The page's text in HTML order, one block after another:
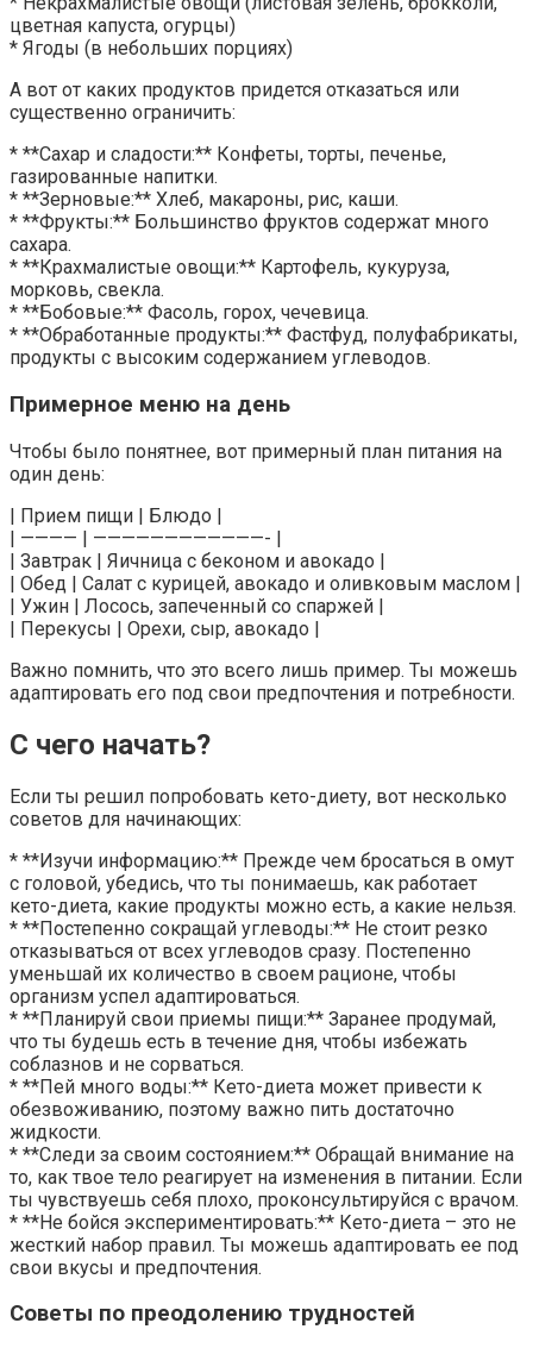
цветная капуста, огурцы)
* Ягоды (в небольших порциях)
А вот от каких продуктов придется отказаться или
существенно ограничить:
* **Сахар и сладости:** Конфеты, торты, печенье,
газированные напитки.
* **Зерновые:** Хлеб, макароны, рис, каши.
* **Фрукты:** Большинство фруктов содержат много
сахара.
* **Крахмалистые овощи:** Картофель, кукуруза,
морковь, свекла.
* **Бобовые:** Фасоль, горох, чечевица.
* **Обработанные продукты:** Фастфуд, полуфабрикаты,
продукты с высоким содержанием углеводов.
Примерное меню на день
Чтобы было понятнее, вот примерный план питания на
один день:
| Прием пищи | Блюдо |
| ———— | ————————————- |
| Завтрак | Яичница с беконом и авокадо |
| Обед | Салат с курицей, авокадо и оливковым маслом |
| Ужин | Лосось, запеченный со спаржей |
| Перекусы | Орехи, сыр, авокадо |
Важно помнить, что это всего лишь пример. Ты можешь
адаптировать его под свои предпочтения и потребности.
С чего начать?
Если ты решил попробовать кето-диету, вот несколько
советов для начинающих:
* **Изучи информацию:** Прежде чем бросаться в омут
с головой, убедись, что ты понимаешь, как работает
кето-диета, какие продукты можно есть, а какие нельзя.
* **Постепенно сокращай углеводы:** Не стоит резко
отказываться от всех углеводов сразу. Постепенно
уменьшай их количество в своем рационе, чтобы
организм успел адаптироваться.
* **Планируй свои приемы пищи:** Заранее продумай,
что ты будешь есть в течение дня, чтобы избежать
соблазнов и не сорваться.
* **Пей много воды:** Кето-диета может привести к
обезвоживанию, поэтому важно пить достаточно
жидкости.
* **Следи за своим состоянием:** Обращай внимание на
то, как твое тело реагирует на изменения в питании. Если
ты чувствуешь себя плохо, проконсультируйся с врачом.
* **Не бойся экспериментировать:** Кето-диета – это не
жесткий набор правил. Ты можешь адаптировать ее под
свои вкусы и предпочтения.
Советы по преодолению трудностей